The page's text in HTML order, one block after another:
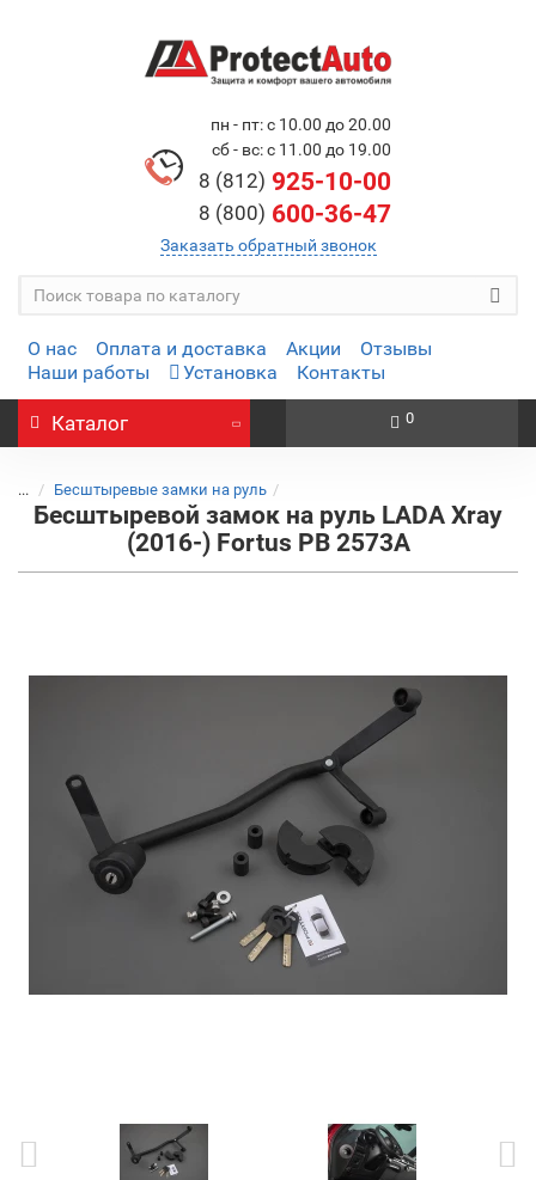
пн - пт: с 10.00 до 20.00
сб - вс: с 11.00 до 19.00
8 (812) 925-10-00
8 (800) 600-36-47
Заказать обратный звонок
О нас Оплата и доставка Акции
Отзывы
Наши работы
Установка Контакты
Каталог 0
... Бесштыревые замки на руль
Бесштыревой замок на руль LADA Xray
(2016-) Fortus PB 2573А